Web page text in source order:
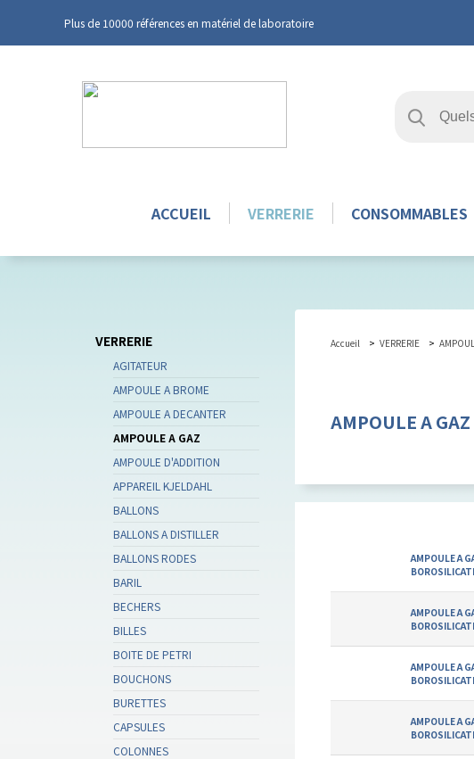
Plus de 10000 références en matériel de laboratoire
ACCUEIL VERRERIE CONSOMMABLES
VERRERIE
AGITATEUR
AMPOULE A BROME
AMPOULE A DECANTER
AMPOULE A GAZ
AMPOULE D'ADDITION
APPAREIL KJELDAHL
BALLONS
BALLONS A DISTILLER
BALLONS RODES
BARIL
BECHERS
BILLES
BOITE DE PETRI
BOUCHONS
BURETTES
CAPSULES
COLONNES
Accueil VERRERIE
AMPOULE A GAZ
AMPOULE A
AMPOULE A
AMPOULE A
AMPOULE A